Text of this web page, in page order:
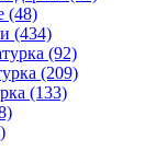
(48)
(434)
(92)
(209)
(133)